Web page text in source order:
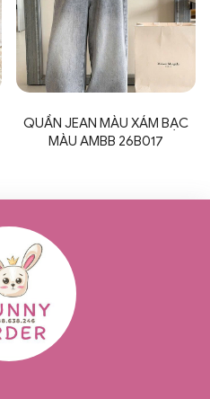
QUẦN JEAN MÀU XÁM BẠC
MÀU AMBB 26B017